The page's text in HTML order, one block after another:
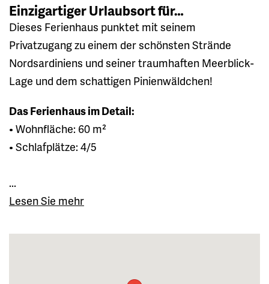
Einzigartiger Urlaubsort für…
Dieses Ferienhaus punktet mit seinem
Privatzugang zu einem der schönsten Strände
Nordsardiniens und seiner traumhaften Meerblick-
Lage und dem schattigen Pinienwäldchen!
Das Ferienhaus im Detail:
• Wohnfläche: 60 m²
• Schlafplätze: 4/5
...
Lesen Sie mehr